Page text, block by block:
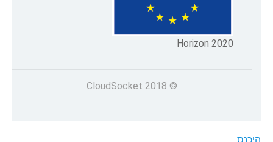
Horizon 2020
© 2018 CloudSocket